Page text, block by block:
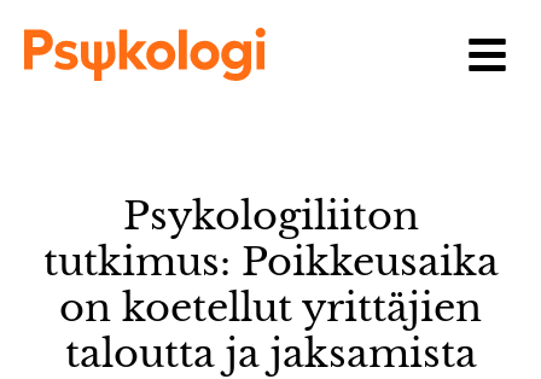
Psykologiliiton
tutkimus: Poikkeusaika
on koetellut yrittäjien
taloutta ja jaksamista